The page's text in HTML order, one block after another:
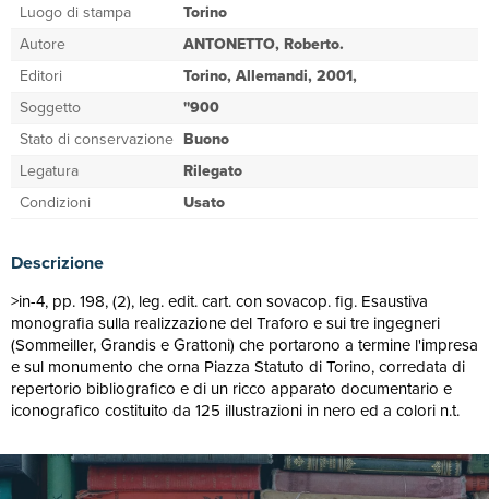
Luogo di stampa
Torino
Autore
ANTONETTO, Roberto.
Editori
Torino, Allemandi, 2001,
Soggetto
''900
Stato di conservazione Buono
Legatura
Rilegato
Condizioni
Usato
Descrizione
>in-4, pp. 198, (2), leg. edit. cart. con sovacop. fig. Esaustiva
monografia sulla realizzazione del Traforo e sui tre ingegneri
(Sommeiller, Grandis e Grattoni) che portarono a termine l'impresa
e sul monumento che orna Piazza Statuto di Torino, corredata di
repertorio bibliografico e di un ricco apparato documentario e
iconografico costituito da 125 illustrazioni in nero ed a colori n.t.